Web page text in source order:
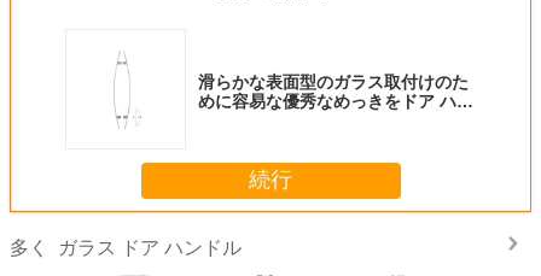
滑らかな表面型のガラス取付けのた
めに容易な優秀なめっきをドア ハン
続行
多く ガラス ドア ハンドル